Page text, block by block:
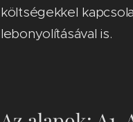
költségekkel
lebonyolításával is.